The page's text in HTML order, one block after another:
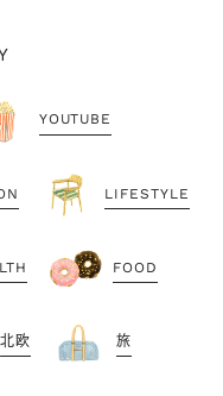
YOUTUBE
LIFESTYLE
FOOD
北欧 旅